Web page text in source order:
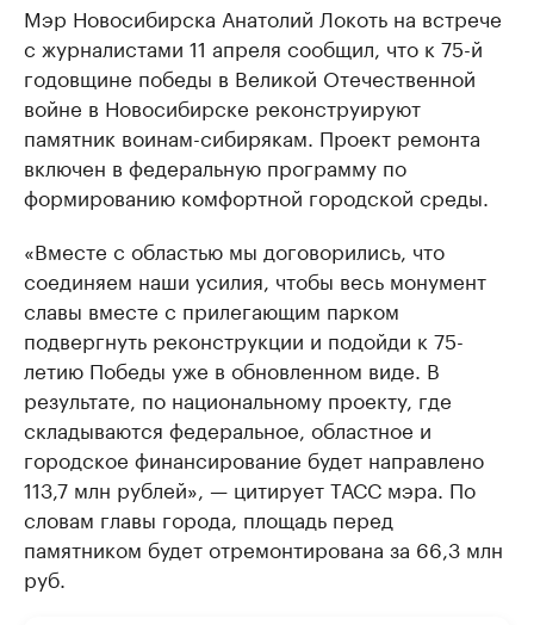
Мэр Новосибирска Анатолий Локоть на встрече
с журналистами 11 апреля сообщил, что к 75-й
годовщине победы в Великой Отечественной
войне в Новосибирске реконструируют
памятник воинам-сибирякам. Проект ремонта
включен в федеральную программу по
формированию комфортной городской среды.
«Вместе с областью мы договорились, что
соединяем наши усилия, чтобы весь монумент
славы вместе с прилегающим парком
подвергнуть реконструкции и подойди к 75-
летию Победы уже в обновленном виде. В
результате, по национальному проекту, где
складываются федеральное, областное и
городское финансирование будет направлено
113,7 млн рублей», — цитирует ТАСС мэра. По
словам главы города, площадь перед
памятником будет отремонтирована за 66,3 млн
руб.